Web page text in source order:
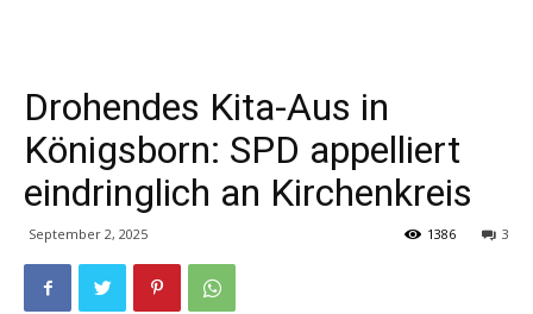
Drohendes Kita-Aus in
Königsborn: SPD appelliert
eindringlich an Kirchenkreis
September 2, 2025 3
1386